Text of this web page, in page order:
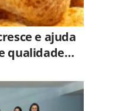
e ajuda
qualidade